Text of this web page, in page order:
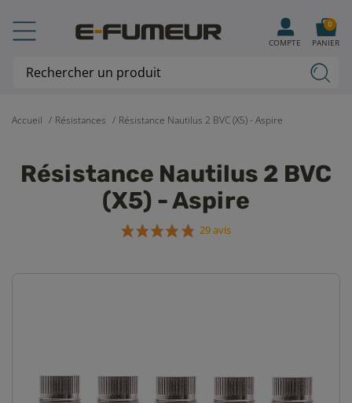
Accueil Résistances Résistance Nautilus 2 BVC (X5) - Aspire
Résistance Nautilus 2 BVC
(X5) - Aspire
29 avis
COMPTE PANIER
0